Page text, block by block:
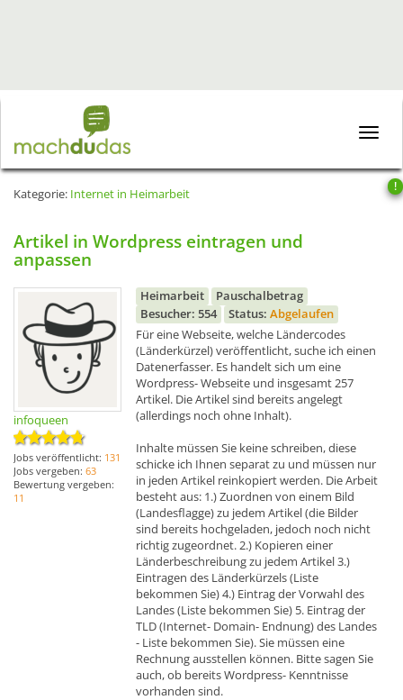
Toggle
!
Kategorie: Internet in Heimarbeit
Artikel in Wordpress eintragen und
anpassen
infoqueen
Jobs veröffentlicht: 131
Jobs vergeben: 63
Bewertung vergeben:
11
Heimarbeit
Pauschalbetrag
Besucher: 554
Status: Abgelaufen
Für eine Webseite, welche Ländercodes
(Länderkürzel) veröffentlicht, suche ich einen
Datenerfasser. Es handelt sich um eine
Wordpress- Webseite und insgesamt 257
Artikel. Die Artikel sind bereits angelegt
(allerdings noch ohne Inhalt).
Inhalte müssen Sie keine schreiben, diese
schicke ich Ihnen separat zu und müssen nur
in jeden Artikel reinkopiert werden. Die Arbeit
besteht aus: 1.) Zuordnen von einem Bild
(Landesflagge) zu jedem Artikel (die Bilder
sind bereits hochgeladen, jedoch noch nicht
richtig zugeordnet. 2.) Kopieren einer
Länderbeschreibung zu jedem Artikel 3.)
Eintragen des Länderkürzels (Liste
bekommen Sie) 4.) Eintrag der Vorwahl des
Landes (Liste bekommen Sie) 5. Eintrag der
TLD (Internet- Domain- Endnung) des Landes
- Liste bekommen Sie). Sie müssen eine
Rechnung ausstellen können. Bitte sagen Sie
auch, ob bereits Wordpress- Kenntnisse
vorhanden sind.